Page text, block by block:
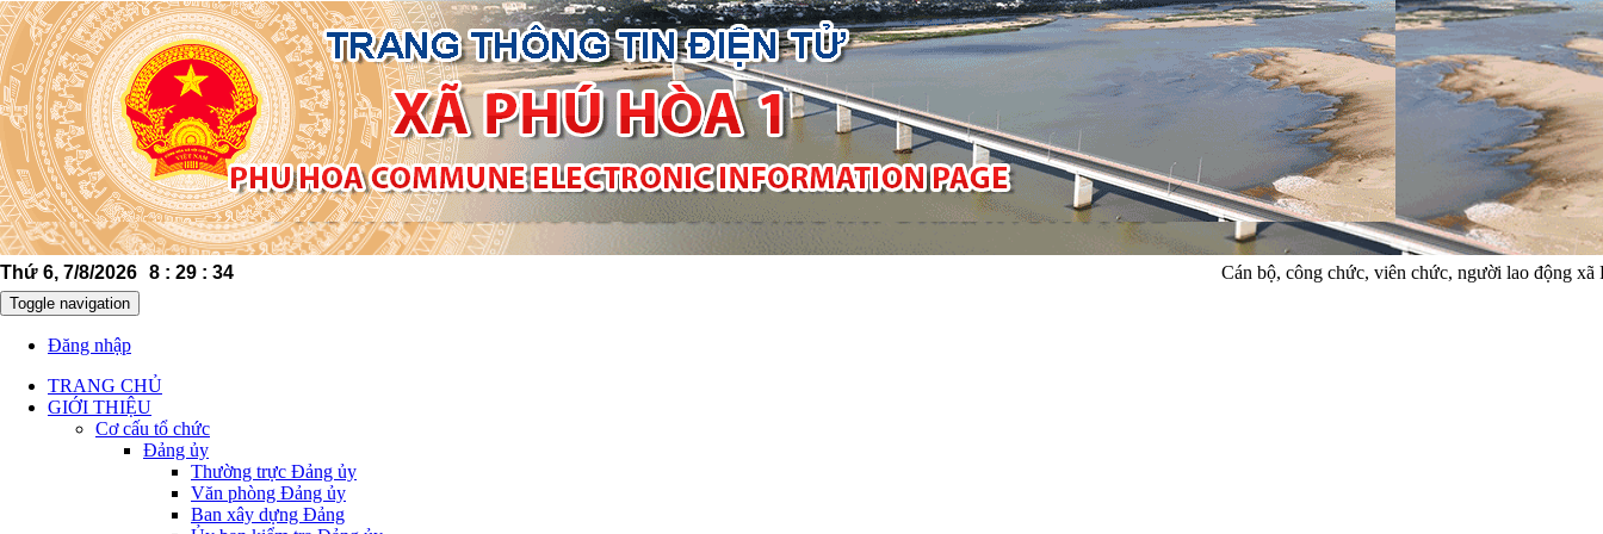
Thứ 6, 7/8/2026 8 : 29 : 35 Cán bộ, công chức, viên chức, người lao động xã
Toggle navigation
Đăng nhập
TRANG CHỦ
GIỚI THIỆU
Cơ cấu tổ chức
Đảng ủy
Thường trực Đảng ủy
Văn phòng Đảng ủy
Ban xây dựng Đảng